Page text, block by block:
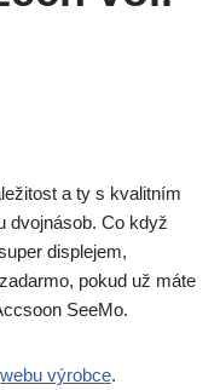
a ty s kvalitním
dvojnásob. Co když
displejem,
pokud už máte
SeeMo.
webu výrobce.